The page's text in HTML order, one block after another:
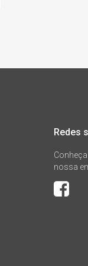
Redes
nossa